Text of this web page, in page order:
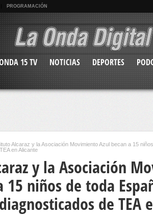
PROGRAMACIÓN
15 TV NOTICIAS DEPORTES
Alcaraz y la Asociación Movimiento Azul becan a 15
en Alicante
y la Asociación
15 niños de toda
de TEA